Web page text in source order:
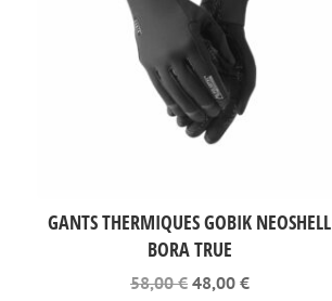
GANTS THERMIQUES GOBIK NEOSHELL
BORA TRUE
58,00€ Le
48,00 €Le